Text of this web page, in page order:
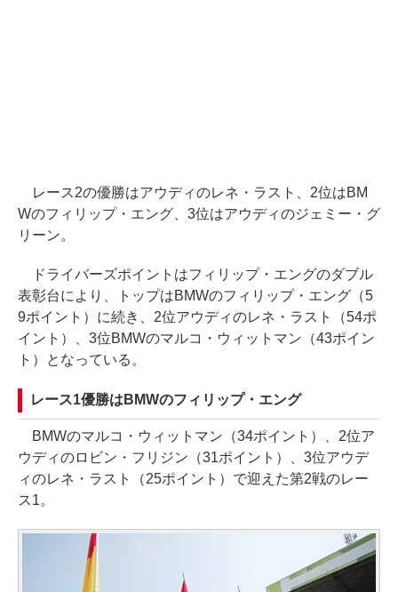
レース2の優勝はアウディのレネ・ラスト、2位はBM
Wのフィリップ・エング、3位はアウディのジェミー・グ
リーン。
ドライバーズポイントはフィリップ・エングのダブル
表彰台により、トップはBMWのフィリップ・エング（5
9ポイント）に続き、2位アウディのレネ・ラスト（54ポ
イント）、3位BMWのマルコ・ウィットマン（43ポイン
ト）となっている。
レース1優勝はBMWのフィリップ・エング
BMWのマルコ・ウィットマン（34ポイント）、2位ア
ウディのロビン・フリジン（31ポイント）、3位アウデ
ィのレネ・ラスト（25ポイント）で迎えた第2戦のレー
ス1。